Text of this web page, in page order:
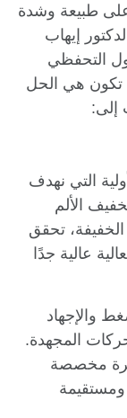
على طبيعة وشدة
إيهاب
التحفظي
تكون هي الحل
إلى:
التي نهدف
الألم
تحقق
عالية جدًا
والإجهاد
المجهدة.
مخصصة